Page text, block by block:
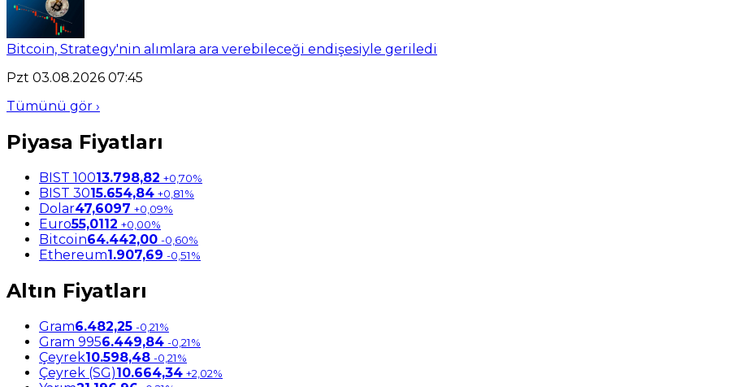
Bitcoin, Strategy'nin alımlara ara verebileceği endişesiyle geriledi
Pzt 03.08.2026 07:45
Tümünü gör ›
Piyasa Fiyatları
BIST 10013.798,82 +0,70%
BIST 3015.654,84 +0,81%
Dolar47,6097 +0,09%
Euro55,0112 +0,00%
Bitcoin64.442,00 -0,60%
Ethereum1.907,69 -0,51%
Altın Fiyatları
Gram6.482,25 -0,21%
Gram 9956.449,84 -0,21%
Çeyrek10.598,48 -0,21%
Çeyrek (SG)10.664,34 +2,02%